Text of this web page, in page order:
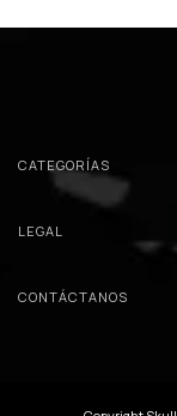
CATEGORÍAS
LEGAL
CONTÁCTANOS